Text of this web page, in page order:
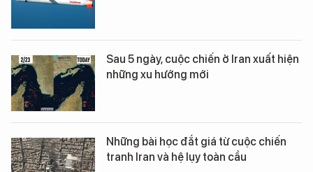
Sau 5 ngày, cuộc chiến ở Iran xuất hiện
những xu hướng mới
Những bài học đắt giá từ cuộc chiến
tranh Iran và hệ lụy toàn cầu